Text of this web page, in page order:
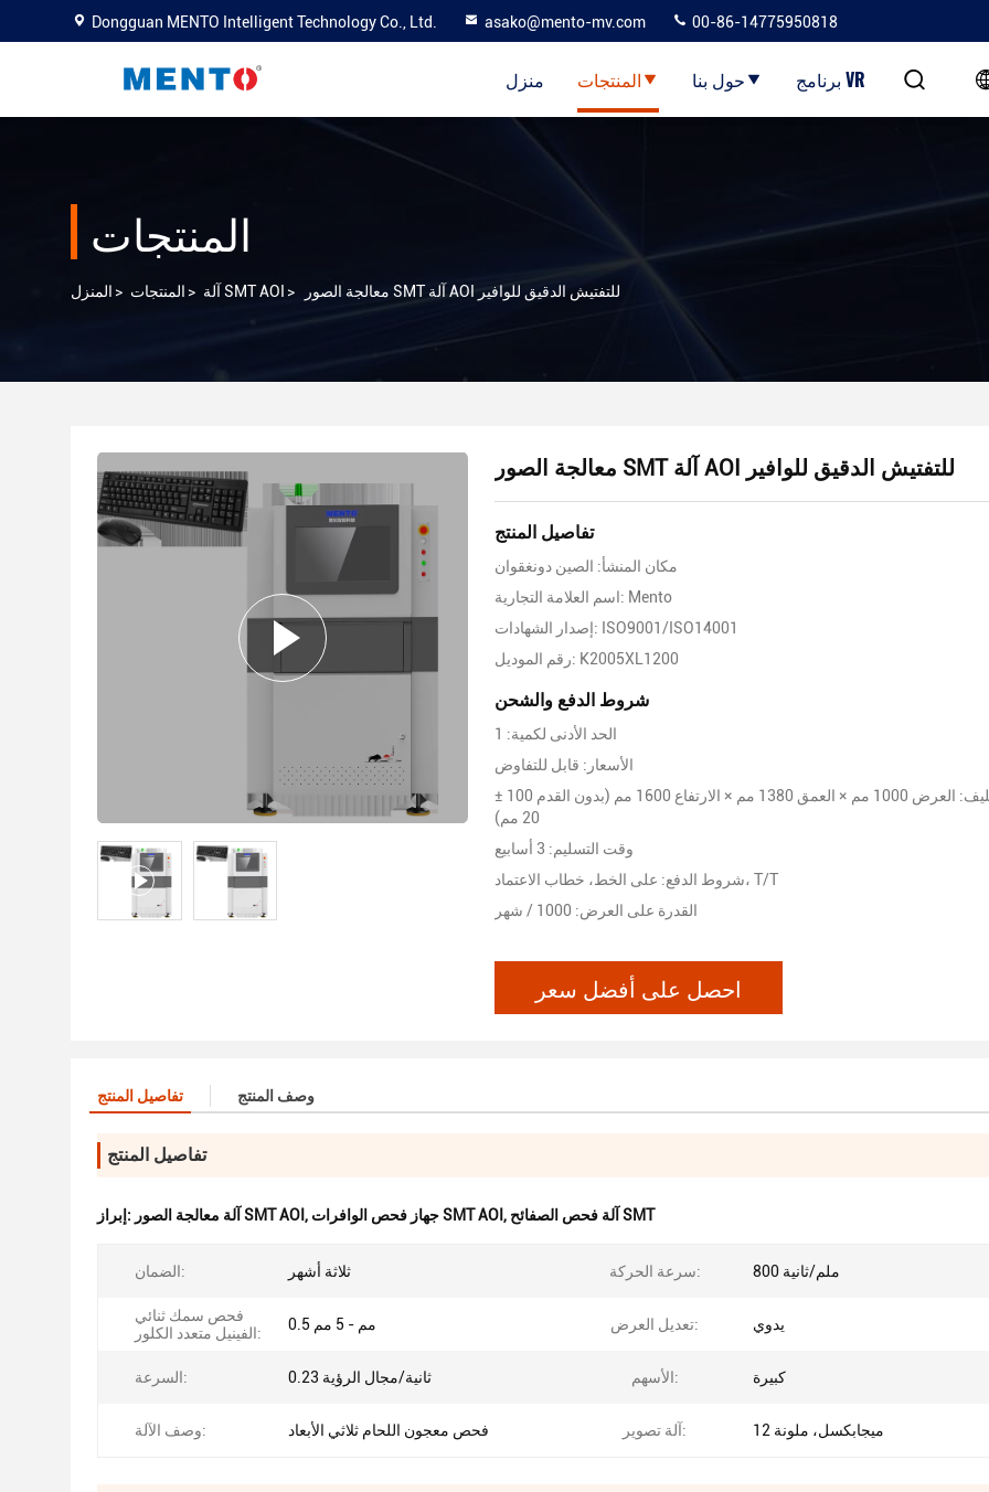
Dongguan MENTO Intelligent Technology Co., Ltd. asako@mento-mv.com 00-86-14775950818
منزل المنتجات حول بنا برنامج VR
المنتجات
المنزل > المنتجات > آلة SMT AOI > معالجة الصور SMT آلة AOI للتفتيش الدقيق للوافير
معالجة الصور SMT آلة AOI للتفتيش الدقيق للوافير
تفاصيل المنتج
مكان المنشأ: الصين دونغقوان
اسم العلامة التجارية: Mento
إصدار الشهادات: ISO9001/ISO14001
رقم الموديل: K2005XL1200
شروط الدفع والشحن
الحد الأدنى لكمية: 1
الأسعار: قابل للتفاوض
تفاصيل التغليف: العرض 1000 مم × العمق 1380 مم × الارتفاع 1600 مم (بدون القدم 100 ±
20 مم)
وقت التسليم: 3 أسابيع
شروط الدفع: على الخط، خطاب الاعتماد، T/T
القدرة على العرض: 1000 / شهر
احصل على أفضل سعر
تفاصيل المنتج وصف المنتج
تفاصيل المنتج
إبراز: آلة معالجة الصور SMT AOI , جهاز فحص الوافرات SMT AOI , آلة فحص الصفائح SMT
الضمان: ثلاثة أشهر سرعة الحركة: 800 ملم/ثانية
فحص سمك ثنائي
الفينيل متعدد الكلور:
0.5 مم - 5 مم تعديل العرض: يدوي
السرعة: 0.23 ثانية/مجال الرؤية الأسهم: كبيرة
وصف الآلة: فحص معجون اللحام ثلاثي الأبعاد آلة تصوير: 12 ميجابكسل، ملونة